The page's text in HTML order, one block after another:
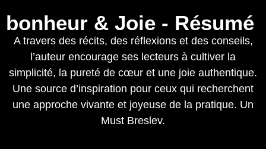
bonheur & Joie - Résumé
A travers des récits, des réflexions et des conseils,
l’auteur encourage ses lecteurs à cultiver la
simplicité, la pureté de cœur et une joie authentique.
Une source d’inspiration pour ceux qui recherchent
une approche vivante et joyeuse de la pratique. Un
Must Breslev.